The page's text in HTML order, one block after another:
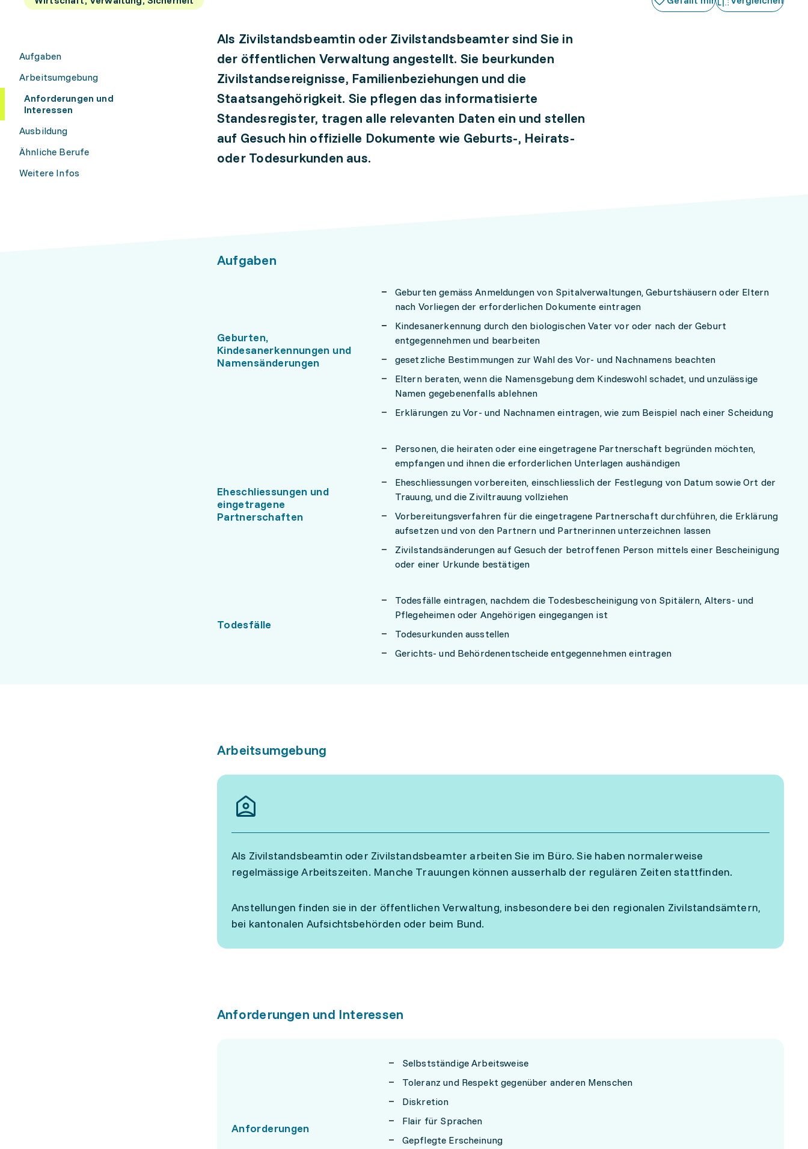
Aufgaben
Arbeitsumgebung
Anforderungen und
Interessen
Ausbildung
Ähnliche Berufe
Weitere Infos
Als Zivilstandsbeamtin oder Zivilstandsbeamter sind Sie in
der öffentlichen Verwaltung angestellt. Sie beurkunden
Zivilstandsereignisse, Familienbeziehungen und die
Staatsangehörigkeit. Sie pflegen das informatisierte
Standesregister, tragen alle relevanten Daten ein und stellen
auf Gesuch hin offizielle Dokumente wie Geburts-, Heirats-
oder Todesurkunden aus.
Aufgaben
Geburten,
Kindesanerkennungen und
Namensänderungen
Geburten gemäss Anmeldungen von Spitalverwaltungen, Geburtshäusern oder Eltern
nach Vorliegen der erforderlichen Dokumente eintragen
Kindesanerkennung durch den biologischen Vater vor oder nach der Geburt
entgegennehmen und bearbeiten
gesetzliche Bestimmungen zur Wahl des Vor- und Nachnamens beachten
Eltern beraten, wenn die Namensgebung dem Kindeswohl schadet, und unzulässige
Namen gegebenenfalls ablehnen
Erklärungen zu Vor- und Nachnamen eintragen, wie zum Beispiel nach einer Scheidung
Eheschliessungen und
eingetragene
Partnerschaften
Personen, die heiraten oder eine eingetragene Partnerschaft begründen möchten,
empfangen und ihnen die erforderlichen Unterlagen aushändigen
Eheschliessungen vorbereiten, einschliesslich der Festlegung von Datum sowie Ort der
Trauung, und die Ziviltrauung vollziehen
Vorbereitungsverfahren für die eingetragene Partnerschaft durchführen, die Erklärung
aufsetzen und von den Partnern und Partnerinnen unterzeichnen lassen
Zivilstandsänderungen auf Gesuch der betroffenen Person mittels einer Bescheinigung
oder einer Urkunde bestätigen
Todesfälle
Todesfälle eintragen, nachdem die Todesbescheinigung von Spitälern, Alters- und
Pflegeheimen oder Angehörigen eingegangen ist
Todesurkunden ausstellen
Gerichts- und Behördenentscheide entgegennehmen eintragen
Arbeitsumgebung
Als Zivilstandsbeamtin oder Zivilstandsbeamter arbeiten Sie im Büro. Sie haben normalerweise
regelmässige Arbeitszeiten. Manche Trauungen können ausserhalb der regulären Zeiten stattfinden.
Anstellungen finden sie in der öffentlichen Verwaltung, insbesondere bei den regionalen Zivilstandsämtern,
bei kantonalen Aufsichtsbehörden oder beim Bund.
Anforderungen und Interessen
Anforderungen
Selbstständige Arbeitsweise
Toleranz und Respekt gegenüber anderen Menschen
Diskretion
Flair für Sprachen
Gepflegte Erscheinung